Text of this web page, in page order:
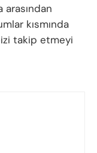
arasından
kısmında
takip etmeyi